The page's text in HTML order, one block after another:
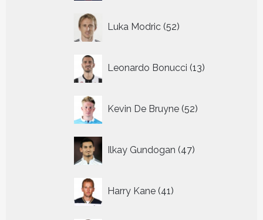
Luka Modric 52
producten
Leonardo Bonucci 13
producten
Kevin De Bruyne 52
producten
Ilkay Gundogan 47
producten
Harry Kane 41
producten